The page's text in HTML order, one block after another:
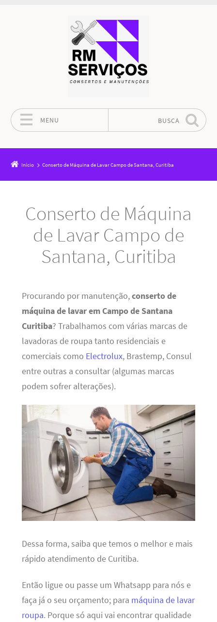
MENU BUSCA
Início Conserto de Máquina de Lavar Campo de Santana, Curitiba
Conserto de Máquina
de Lavar Campo de
Santana, Curitiba
Procurando por manutenção,conserto de
máquina de lavar em Campo de Santana
Curitiba? Trabalhamos com várias marcas de
lavadoras de roupa tanto residenciais e
comerciais como Electrolux, Brastemp, Consul
entre outras a consultar (algumas marcas
podem sofrer alterações).
Dessa forma, saiba que temos o melhor e mais
rápido atendimento de Curitiba.
Então ligue ou passe um Whatsapp para nós e
faça já o seu orçamento; para máquina de lavar
roupa. Porque só aqui vai encontrar qualidade